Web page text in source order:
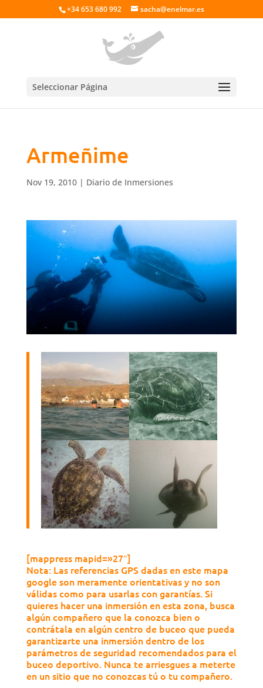
+34 653 680 992 sacha@enelmar.es
Seleccionar Página
Armeñime
Nov 19, 2010| Diario de Inmersiones
[mappress mapid=»27″]
Nota: Las referencias GPS dadas en este mapa
google son meramente orientativas y no son
válidas como para usarlas con garantías. Si
quieres hacer una inmersión en esta zona, busca
algún compañero que la conozca bien o
contrátala en algún centro de buceo que pueda
garantizarte una inmersión dentro de los
parámetros de seguridad recomendados para el
buceo deportivo. Nunca te arriesgues a meterte
en un sitio que no conozcas tú o tu compañero.